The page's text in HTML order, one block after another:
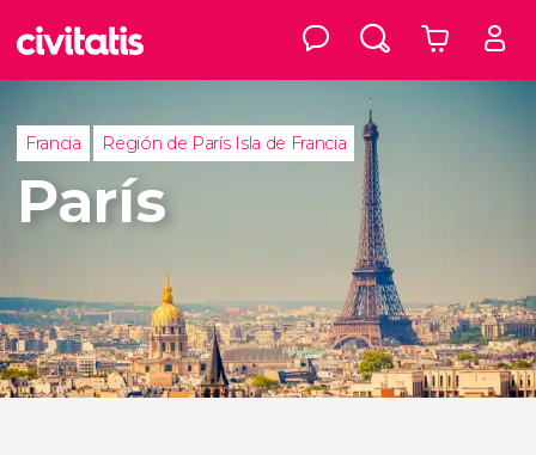
Francia Región de París Isla de Francia
París